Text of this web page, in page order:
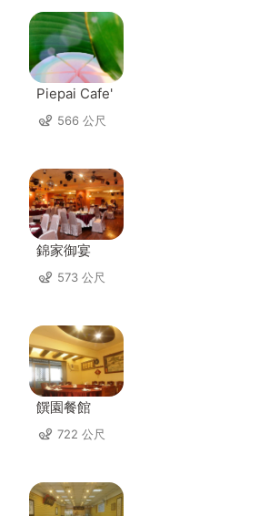
Piepai Cafe'
566 公尺
錦家御宴
573 公尺
饌園餐館
722 公尺